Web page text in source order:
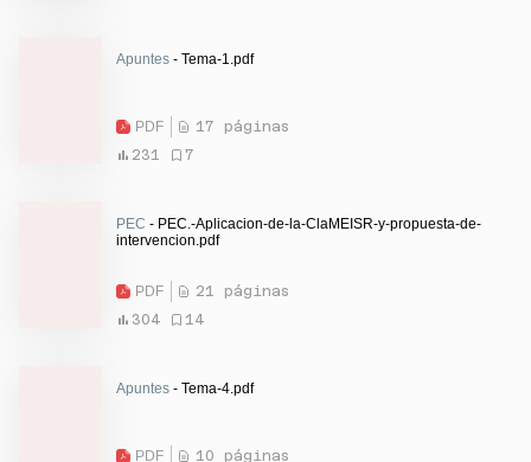
Apuntes - Tema-1.pdf
PDF
17 páginas
231
7
PEC - PEC.-Aplicacion-de-la-ClaMEISR-y-propuesta-de-
intervencion.pdf
PDF
21 páginas
304
14
Apuntes - Tema-4.pdf
PDF
10 páginas